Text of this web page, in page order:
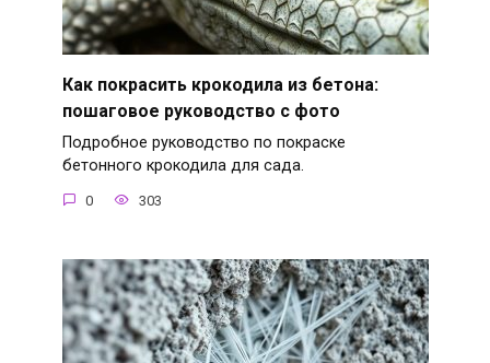
Как покрасить крокодила из бетона:
пошаговое руководство с фото
Подробное руководство по покраске
бетонного крокодила для сада.
0 303